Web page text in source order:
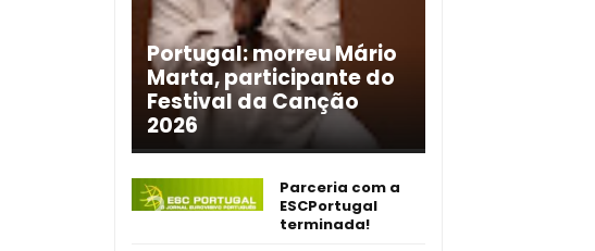
Portugal: morreu Mário
Marta, participante do
Festival da Canção
2026
Parceria com a
ESCPortugal
terminada!